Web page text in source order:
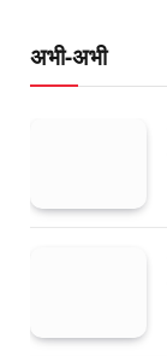
अभी-अभी